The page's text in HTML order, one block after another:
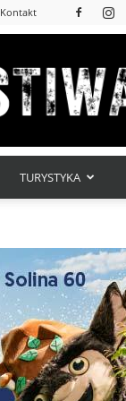
Kontakt
TURYSTYKA